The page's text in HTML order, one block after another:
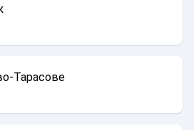
Тарасове